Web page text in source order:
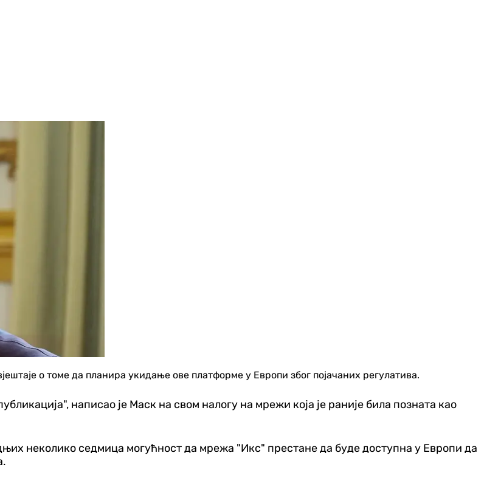
о томе да планира укидање ове платформе у Европи због појачаних регулатива.
написао је Маск на свом налогу на мрежи која је раније била позната као
неколико седмица могућност да мрежа "Икс" престане да буде доступна у Европи да